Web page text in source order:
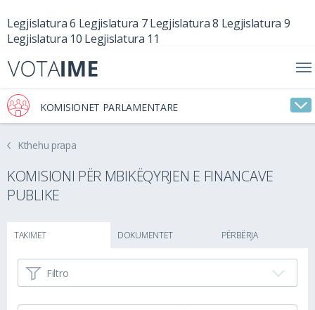
Legjislatura 6 Legjislatura 7 Legjislatura 8 Legjislatura 9
Legjislatura 10 Legjislatura 11
KOMISIONET PARLAMENTARE
Kthehu prapa
KOMISIONI PËR MBIKËQYRJEN E FINANCAVE
PUBLIKE
TAKIMET DOKUMENTET PËRBËRJA
Filtro